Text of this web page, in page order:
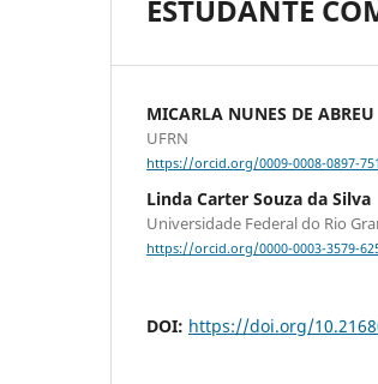
ESTUDANTE
MICARLA NUNES DE ABREU
UFRN
https://orcid.org/0009-0008-0897-
Linda Carter Souza da Silva
Universidade Federal do Rio
https://orcid.org/0000-0003-3579-
DOI: https://doi.org/